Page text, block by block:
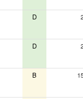
D
D
B